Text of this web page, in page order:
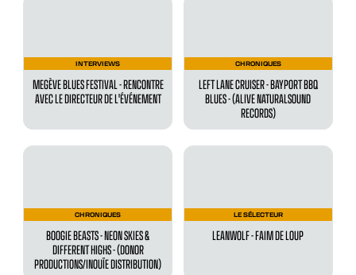
INTERVIEWS
MEGÈVE BLUES FESTIVAL - RENCONTRE
AVEC LE DIRECTEUR DE L'ÉVÉNEMENT
CHRONIQUES
LEFT LANE CRUISER - BAYPORT BBQ
BLUES - (ALIVE NATURALSOUND
RECORDS)
CHRONIQUES
BOOGIE BEASTS - NEON SKIES &
DIFFERENT HIGHS - (DONOR
PRODUCTIONS/INOUÏE DISTRIBUTION)
LE SÉLECTEUR
LEANWOLF - FAIM DE LOUP